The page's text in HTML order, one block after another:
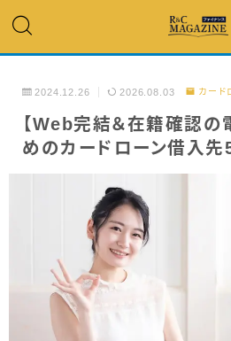
アコム・レイク・ プロミス
銀行カードローン
キャッシング
「低金利」 で借りたい
カードローンランキング
2024.12.26 2026.08.03 カード
【Web完結＆在籍確認の
めのカードローン借入先